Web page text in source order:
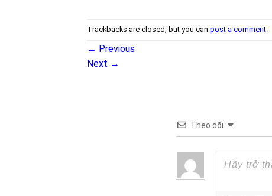
Trackbacks are closed, but you can post a comment
← Previous
Next →
Theo dõi